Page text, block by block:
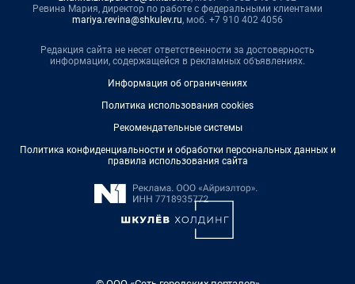
Ревина Мария, директор по работе с федеральными клиентами
mariya.revina@shkulev.ru, моб. +7 910 402 4056
Редакция сайта не несет ответственности за достоверность
информации, содержащейся в рекламных объявлениях.
Информация об ограничениях
Политика использования cookies
Рекомендательные системы
Политика конфиденциальности и обработки персональных данных и
правила использования сайта